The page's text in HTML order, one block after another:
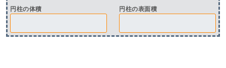
円柱の体積 円柱の表面積